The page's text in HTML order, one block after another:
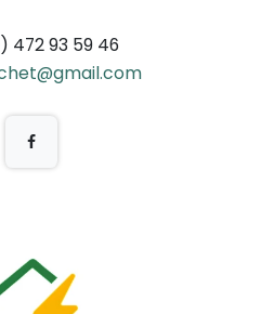
472 93 59 46